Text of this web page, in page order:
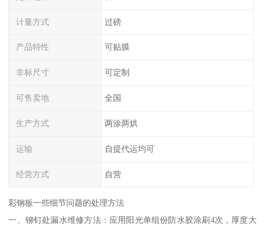
计量方式 过磅
产品特性 可贴膜
非标尺寸 可定制
可售卖地 全国
生产方式 两涂两烘
运输 自提代运均可
经营方式 自营
彩钢板一些细节问题的处理方法
一、铆钉处漏水维修方法：应用阳光单组份防水胶涂刷4次，厚度大